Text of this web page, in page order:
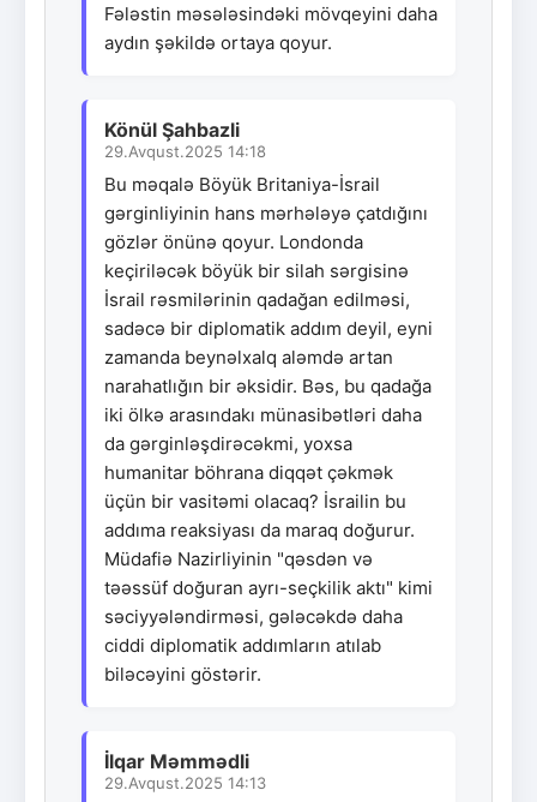
Fələstin məsələsindəki mövqeyini daha
aydın şəkildə ortaya qoyur.
Könül Şahbazli
29.Avqust.2025 14:18
Bu məqalə Böyük Britaniya-İsrail
gərginliyinin hans mərhələyə çatdığını
gözlər önünə qoyur. Londonda
keçiriləcək böyük bir silah sərgisinə
İsrail rəsmilərinin qadağan edilməsi,
sadəcə bir diplomatik addım deyil, eyni
zamanda beynəlxalq aləmdə artan
narahatlığın bir əksidir. Bəs, bu qadağa
iki ölkə arasındakı münasibətləri daha
da gərginləşdirəcəkmi, yoxsa
humanitar böhrana diqqət çəkmək
üçün bir vasitəmi olacaq? İsrailin bu
addıma reaksiyası da maraq doğurur.
Müdafiə Nazirliyinin "qəsdən və
təəssüf doğuran ayrı-seçkilik aktı" kimi
səciyyələndirməsi, gələcəkdə daha
ciddi diplomatik addımların atılab
biləcəyini göstərir.
İlqar Məmmədli
29.Avqust.2025 14:13